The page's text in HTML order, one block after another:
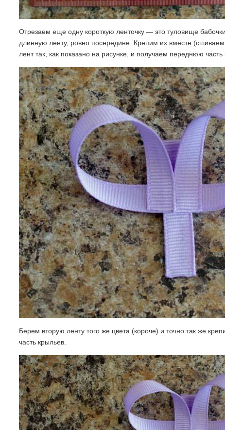
Отрезаем еще одну короткую ленточку — это туловище
длинную ленту, ровно посередине. Крепим их вместе
лент так, как показано на рисунке, и получаем переднюю часть
Берем вторую ленту того же цвета (короче) и точно так же
часть крыльев.